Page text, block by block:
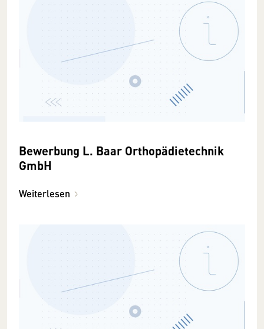
Bewerbung L. Baar Orthopädietechnik
GmbH
Weiterlesen